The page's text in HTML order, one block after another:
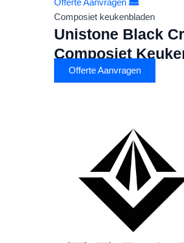
Offerte Aanvragen
Composiet keukenbladen
Unistone Black
Composiet
Offerte Aanvragen